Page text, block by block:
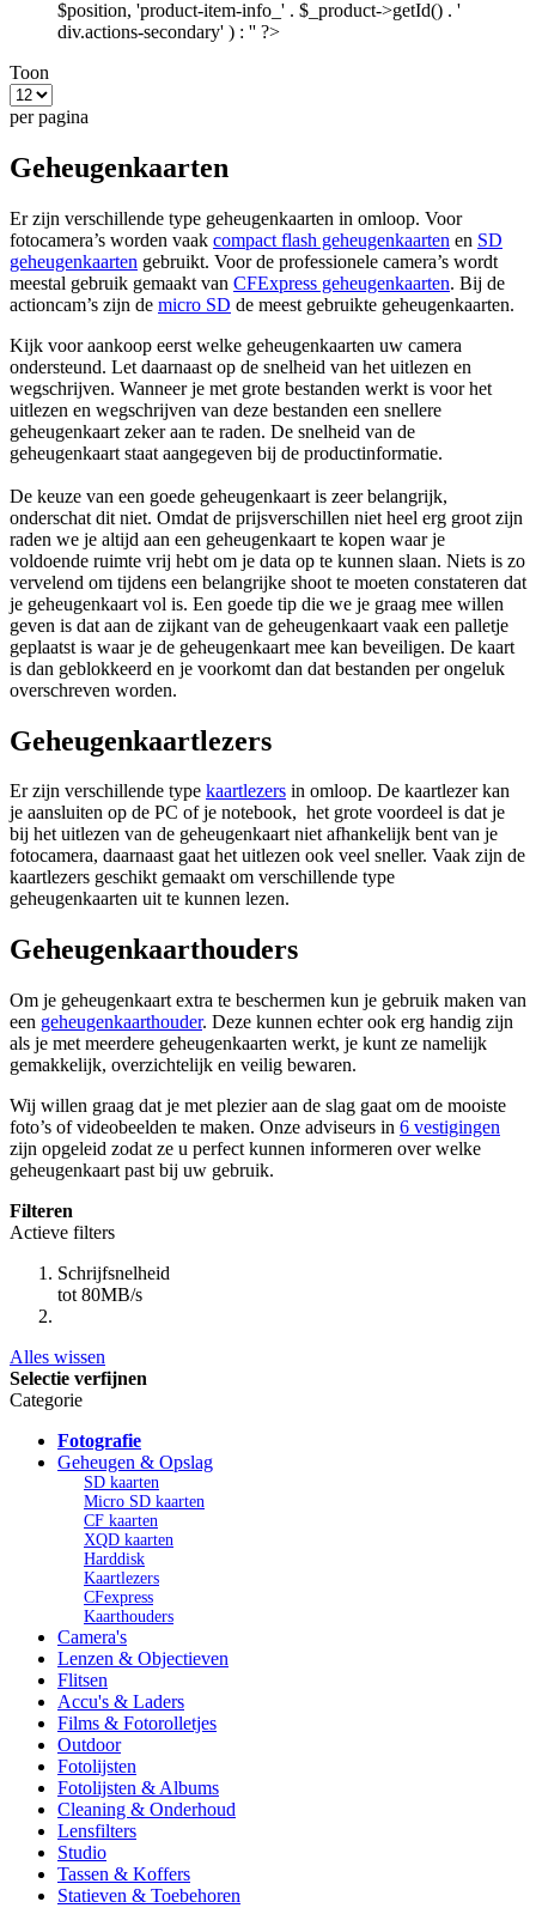
$position, 'product-item-info_' . $_product->getId() . '
div.actions-secondary' ) : '' ?>
Toon
per pagina
Geheugenkaarten
Er zijn verschillende type geheugenkaarten in omloop. Voor
fotocamera’s worden vaak compact flash geheugenkaarten en SD
geheugenkaarten gebruikt. Voor de professionele camera’s wordt
meestal gebruik gemaakt van CFExpress geheugenkaarten. Bij de
actioncam’s zijn de micro SD de meest gebruikte geheugenkaarten.
Kijk voor aankoop eerst welke geheugenkaarten uw camera
ondersteund. Let daarnaast op de snelheid van het uitlezen en
wegschrijven. Wanneer je met grote bestanden werkt is voor het
uitlezen en wegschrijven van deze bestanden een snellere
geheugenkaart zeker aan te raden. De snelheid van de
geheugenkaart staat aangegeven bij de productinformatie.
De keuze van een goede geheugenkaart is zeer belangrijk,
onderschat dit niet. Omdat de prijsverschillen niet heel erg groot zijn
raden we je altijd aan een geheugenkaart te kopen waar je
voldoende ruimte vrij hebt om je data op te kunnen slaan. Niets is zo
vervelend om tijdens een belangrijke shoot te moeten constateren dat
je geheugenkaart vol is. Een goede tip die we je graag mee willen
geven is dat aan de zijkant van de geheugenkaart vaak een palletje
geplaatst is waar je de geheugenkaart mee kan beveiligen. De kaart
is dan geblokkeerd en je voorkomt dan dat bestanden per ongeluk
overschreven worden.
Geheugenkaartlezers
Er zijn verschillende type kaartlezers in omloop. De kaartlezer kan
je aansluiten op de PC of je notebook, het grote voordeel is dat je
bij het uitlezen van de geheugenkaart niet afhankelijk bent van je
fotocamera, daarnaast gaat het uitlezen ook veel sneller. Vaak zijn de
kaartlezers geschikt gemaakt om verschillende type
geheugenkaarten uit te kunnen lezen.
Geheugenkaarthouders
Om je geheugenkaart extra te beschermen kun je gebruik maken van
een geheugenkaarthouder. Deze kunnen echter ook erg handig zijn
als je met meerdere geheugenkaarten werkt, je kunt ze namelijk
gemakkelijk, overzichtelijk en veilig bewaren.
Wij willen graag dat je met plezier aan de slag gaat om de mooiste
foto’s of videobeelden te maken. Onze adviseurs in 6 vestigingen
zijn opgeleid zodat ze u perfect kunnen informeren over welke
geheugenkaart past bij uw gebruik.
Filteren
Actieve filters
Schrijfsnelheid
tot 80MB/s
Alles wissen
Selectie verfijnen
Categorie
Fotografie
Camera's
Lenzen & Objectieven
Flitsen
Accu's & Laders
Geheugen & Opslag
SD kaarten
Micro SD kaarten
CF kaarten
XQD kaarten
Harddisk
Kaartlezers
CFexpress
Kaarthouders
Films & Fotorolletjes
Outdoor
Fotolijsten
Fotolijsten & Albums
Cleaning & Onderhoud
Lensfilters
Studio
Tassen & Koffers
Statieven & Toebehoren